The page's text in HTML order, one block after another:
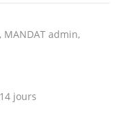
MANDAT admin,
jours